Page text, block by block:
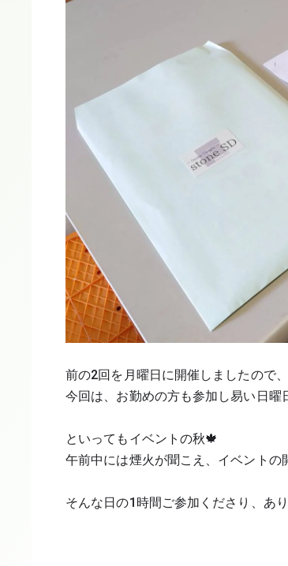
前の2回を月曜日に開催しましたので、
今回は、お勤めの方も参加し易い日曜
といってもイベントの秋🍁
午前中には煙火が聞こえ、イベントの
そんな日の1時間ご参加くださり、あ